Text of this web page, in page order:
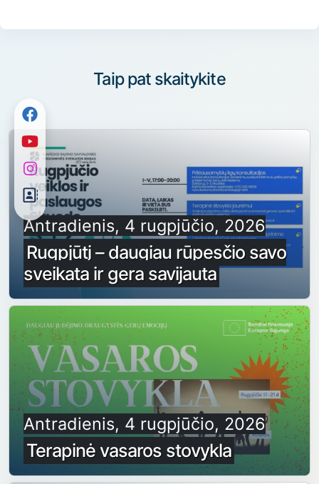
Taip pat skaitykite
Antradienis, 4 rugpjūčio, 2026
Rugpjūtį – daugiau rūpesčio savo
sveikata ir gera savijauta
Antradienis, 4 rugpjūčio, 2026
Terapinė vasaros stovykla